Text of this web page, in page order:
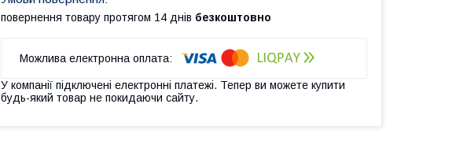
повернення товару протягом 14 днів безкоштовно
У компанії підключені електронні платежі. Тепер ви можете купити
будь-який товар не покидаючи сайту.